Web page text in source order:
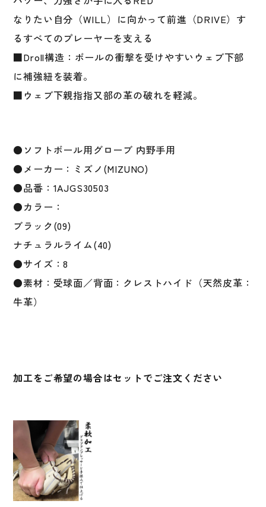
ー
ブ
右
投
用
サ
イ
ズ
個
なりたい自分（WILL）に向かって前進（DRIVE）す
るすべてのプレーヤーを支える
■Droll構造：ボールの衝撃を受けやすいウェブ下部
に補強紐を装着。
■ウェブ下親指指又部の革の破れを軽減。
●ソフトボール用グローブ 内野手用
●メーカー：ミズノ(MIZUNO)
●品番：1AJGS30503
●カラー：
ブラック(09)
ナチュラルライム(40)
●サイズ：8
●素材：受球面／背面：クレストハイド（天然皮革：
牛革）
加工をご希望の場合はセットでご注文ください